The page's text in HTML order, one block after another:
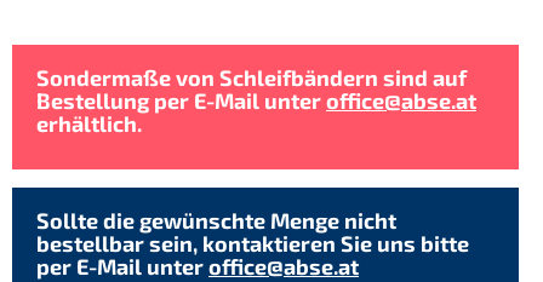
Sondermaße von Schleifbändern sind auf
Bestellung per E-Mail unteroffice@abse.at
erhältlich.
Sollte die gewünschte Menge nicht
bestellbar sein, kontaktieren Sie uns bitte
per E-Mail unteroffice@abse.at